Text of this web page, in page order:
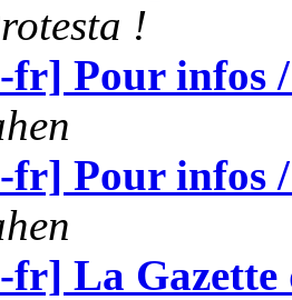
!
fr] Pour infos
fr] Pour infos
fr] La